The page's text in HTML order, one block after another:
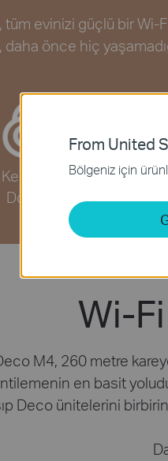
evinizi güçlü bir Wi-
daha önce hiç
Kesintisiz
Dolaşım
100'e
Cihaz
Wi-
M4, 260 metre
en basit
Deco ünitelerini
From United
Bölgeniz için